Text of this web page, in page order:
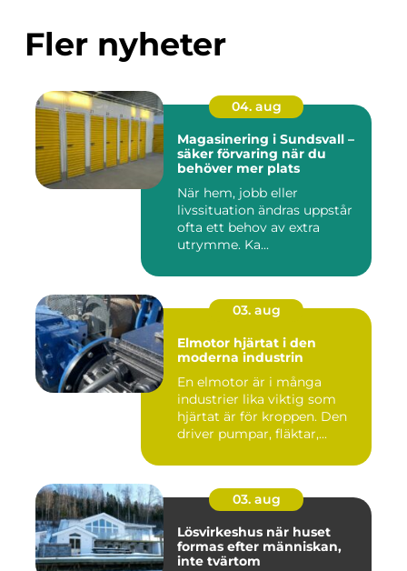
Fler nyheter
04. aug
Magasinering i Sundsvall –
säker förvaring när du
behöver mer plats
När hem, jobb eller
livssituation ändras uppstår
ofta ett behov av extra
utrymme. Ka...
03. aug
Elmotor hjärtat i den
moderna industrin
En elmotor är i många
industrier lika viktig som
hjärtat är för kroppen. Den
driver pumpar, fläktar,...
03. aug
Lösvirkeshus när huset
formas efter människan,
inte tvärtom